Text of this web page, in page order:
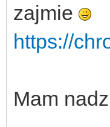
zajmie
https://
Mam